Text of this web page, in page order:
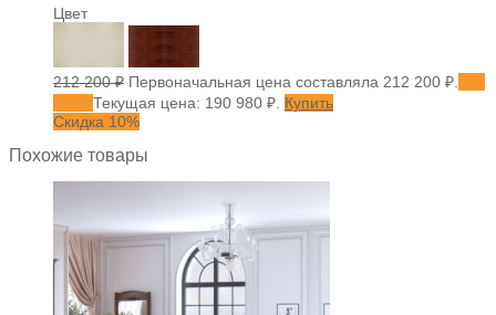
Цвет
212 200₽ Первоначальная цена составляла 212 200 ₽.
Текущая цена: 190 980 ₽. Купить
Скидка 10%
Похожие товары